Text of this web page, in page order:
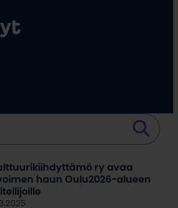
ry avaa
haun Oulu2026-alueen